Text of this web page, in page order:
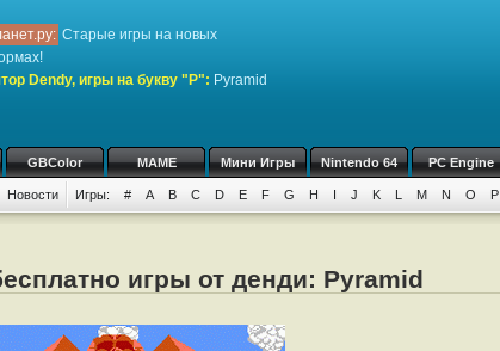
Старые игры на новых
Dendy, игры на букву "P": Pyramid
GBColor MAME Мини Игры Nintendo 64 PC Engine
Новости Игры: # A B C D E F G H I J K L M N O P
игры от денди: Pyramid